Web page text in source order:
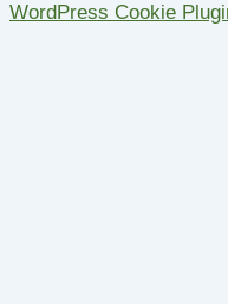
WordPress Cookie